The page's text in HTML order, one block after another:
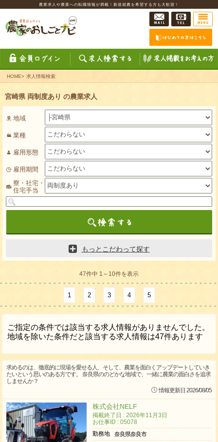
農業求人や農業への転職情報が満載！新規就農を希望する方も大歓迎！
HOME> 求人情報検索
宮崎県 両制度あり の農業求人
地域
業種
雇用形態
雇用期間
寮・社宅・
住宅手当
もっとこだわって探す
47件中 1～10件を表示
1 2 3 4 5
ご指定の条件では該当する求人情報がありませんでした。
地域を除いた条件だと該当する求人情報は47件あります
求めるのは、徹底的に現場を愛せる人、そして、農業を面白くアップデートしていき
たいという思いのある方です。 奈良県ののどかな地域で、一緒に農業の面白さを追求
しませんか？
情報更新日 2026/08/05
株式会社NELF
掲載終了日 : 2026年11月3日
お仕事ID : 05078
勤務地
奈良県奈良市